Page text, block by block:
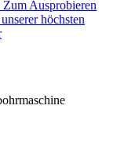
Ausprobieren
höchsten